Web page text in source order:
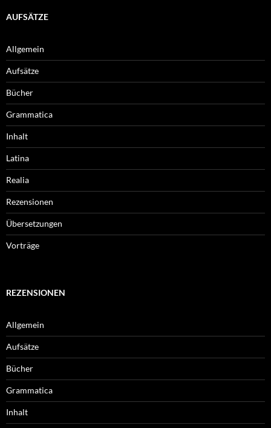
AUFSÄTZE
Allgemein
Aufsätze
Bücher
Grammatica
Inhalt
Latina
Realia
Rezensionen
Übersetzungen
Vorträge
REZENSIONEN
Allgemein
Aufsätze
Bücher
Grammatica
Inhalt